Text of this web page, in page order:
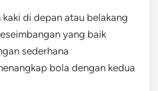
di depan atau belakang
yang baik
sederhana
bola dengan kedua